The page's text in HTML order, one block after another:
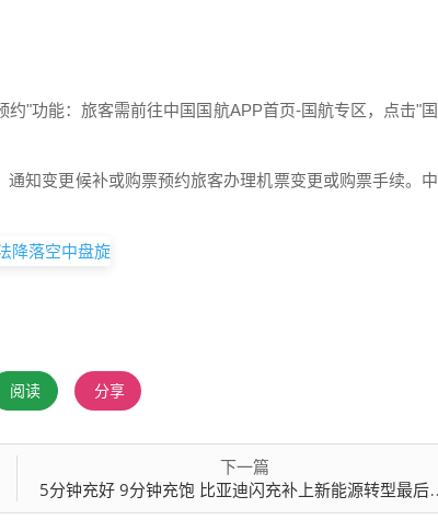
"功能：旅客需前往中国国航APP首页-国航专区，点击"国
知变更候补或购票预约旅客办理机票变更或购票手续。中
阅读 分享
下一篇
5分钟充好 9分钟充饱 比亚迪闪充补上新能源转型最后一块拼图